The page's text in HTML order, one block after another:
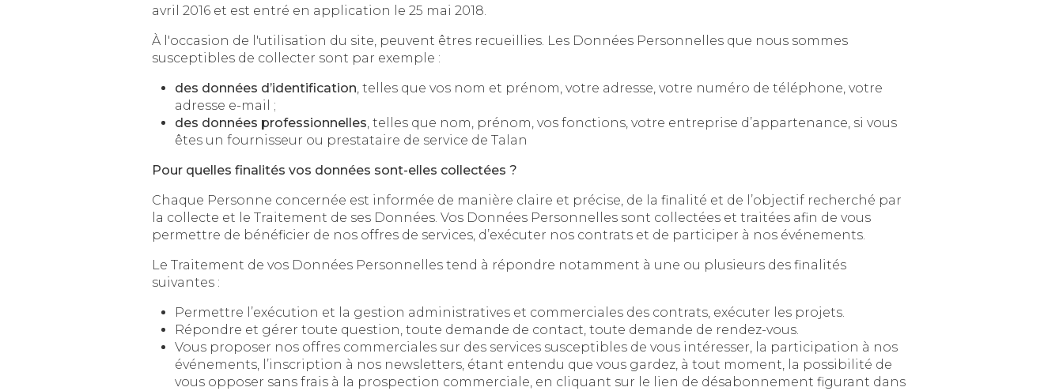
avril 2016 et est entré en application le 25 mai 2018.
À l'occasion de l'utilisation du site, peuvent êtres recueillies. Les Données Personnelles que nous sommes
susceptibles de collecter sont par exemple :
des données d’identification, telles que vos nom et prénom, votre adresse, votre numéro de téléphone, votre
adresse e-mail ;
des données professionnelles, telles que nom, prénom, vos fonctions, votre entreprise d’appartenance, si vous
êtes un fournisseur ou prestataire de service de Talan
Pour quelles finalités vos données sont-elles collectées ?
Chaque Personne concernée est informée de manière claire et précise, de la finalité et de l’objectif recherché par
la collecte et le Traitement de ses Données. Vos Données Personnelles sont collectées et traitées afin de vous
permettre de bénéficier de nos offres de services, d’exécuter nos contrats et de participer à nos événements.
Le Traitement de vos Données Personnelles tend à répondre notamment à une ou plusieurs des finalités
suivantes :
Permettre l’exécution et la gestion administratives et commerciales des contrats, exécuter les projets.
Répondre et gérer toute question, toute demande de contact, toute demande de rendez-vous.
Vous proposer nos offres commerciales sur des services susceptibles de vous intéresser, la participation à nos
événements, l’inscription à nos newsletters, étant entendu que vous gardez, à tout moment, la possibilité de
vous opposer sans frais à la prospection commerciale, en cliquant sur le lien de désabonnement figurant dans